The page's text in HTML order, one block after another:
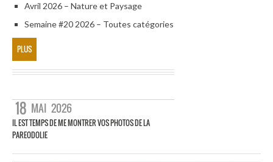
Avril 2026 – Nature et Paysage
Semaine #20 2026 – Toutes catégories
PLUS
18 MAI 2026
IL EST TEMPS DE ME MONTRER VOS PHOTOS DE LA
PAREODOLIE